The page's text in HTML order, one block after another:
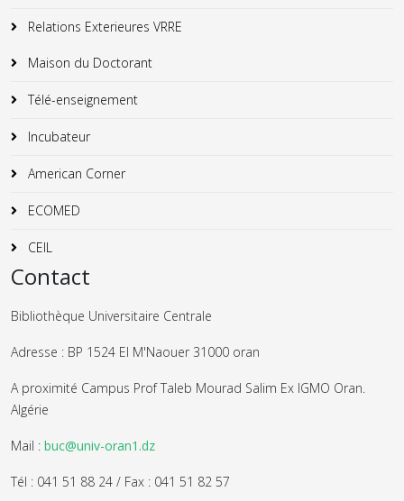
Relations Exterieures VRRE
Maison du Doctorant
Télé-enseignement
Incubateur
American Corner
ECOMED
CEIL
Contact
Bibliothèque Universitaire Centrale
Adresse : BP 1524 El M'Naouer 31000 oran
A proximité Campus Prof Taleb Mourad Salim Ex IGMO Oran.
Algérie
Mail : buc@univ-oran1.dz
Tél : 041 51 88 24 / Fax : 041 51 82 57